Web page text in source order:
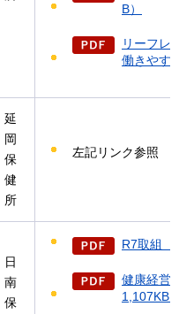
B）
リーフレ
働きやす
延
岡
保
健
所
左記リンク参照
日
南
保
R7取組（
健康経営
1,107KB